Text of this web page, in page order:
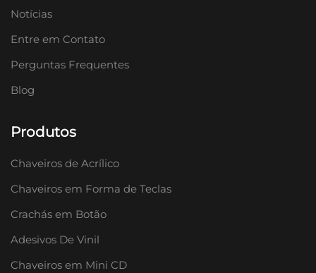
Notícias
Entre em Contato
Perguntas Frequentes
Blog
Produtos
Chaveiros de Acrílico
Chaveiros em Forma de Teclas
Crachás em Botão
Adesivos De Vinil
Chaveiros em Mini CD